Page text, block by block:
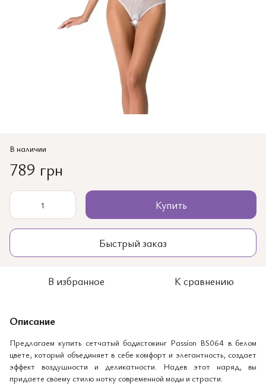
В наличии
789 грн
Купить
Быстрый заказ
В избранное К сравнению
Описание
Предлагаем купить сетчатый бодистокинг Passion BS064 в белом
цвете, который объединяет в себе комфорт и элегантность, создает
эффект воздушности и деликатности. Надев этот наряд, вы
придаете своему стилю нотку современной моды и страсти.